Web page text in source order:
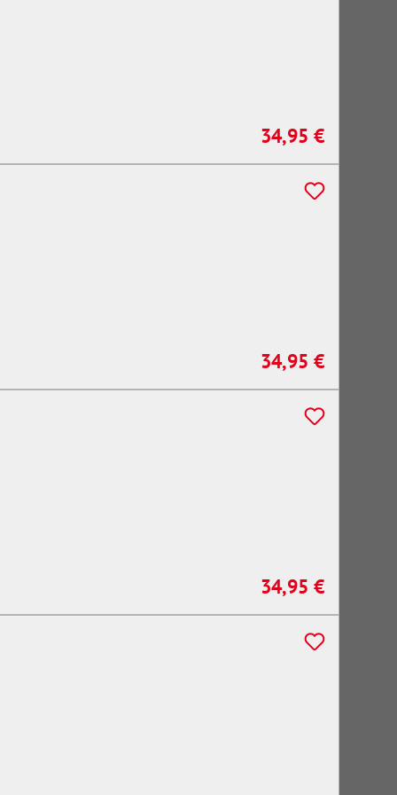
Regulärer Preis:
34,95 €
Regulärer Preis:
34,95 €
Regulärer Preis:
34,95 €